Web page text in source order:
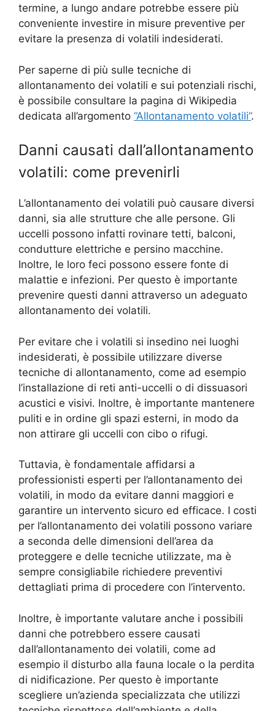
termine, a lungo andare potrebbe essere più
conveniente investire in misure preventive per
evitare la presenza di volatili indesiderati.
Per saperne di più sulle tecniche di
allontanamento dei volatili e sui potenziali rischi,
è possibile consultare la pagina di Wikipedia
dedicata all’argomento “Allontanamento volatili”.
Danni causati dall’allontanamento
volatili: come prevenirli
L’allontanamento dei volatili può causare diversi
danni, sia alle strutture che alle persone. Gli
uccelli possono infatti rovinare tetti, balconi,
condutture elettriche e persino macchine.
Inoltre, le loro feci possono essere fonte di
malattie e infezioni. Per questo è importante
prevenire questi danni attraverso un adeguato
allontanamento dei volatili.
Per evitare che i volatili si insedino nei luoghi
indesiderati, è possibile utilizzare diverse
tecniche di allontanamento, come ad esempio
l’installazione di reti anti-uccelli o di dissuasori
acustici e visivi. Inoltre, è importante mantenere
puliti e in ordine gli spazi esterni, in modo da
non attirare gli uccelli con cibo o rifugi.
Tuttavia, è fondamentale affidarsi a
professionisti esperti per l’allontanamento dei
volatili, in modo da evitare danni maggiori e
garantire un intervento sicuro ed efficace. I costi
per l’allontanamento dei volatili possono variare
a seconda delle dimensioni dell’area da
proteggere e delle tecniche utilizzate, ma è
sempre consigliabile richiedere preventivi
dettagliati prima di procedere con l’intervento.
Inoltre, è importante valutare anche i possibili
danni che potrebbero essere causati
dall’allontanamento dei volatili, come ad
esempio il disturbo alla fauna locale o la perdita
di nidificazione. Per questo è importante
scegliere un’azienda specializzata che utilizzi